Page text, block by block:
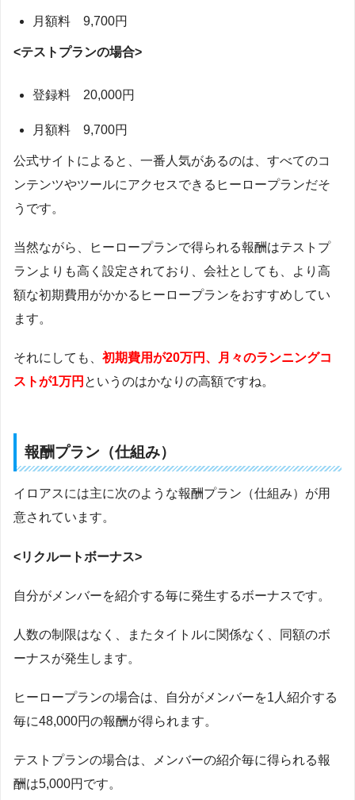
月額料 9,700円
<テストプランの場合>
登録料 20,000円
月額料 9,700円
公式サイトによると、一番人気があるのは、すべてのコ
ンテンツやツールにアクセスできるヒーロープランだそ
うです。
当然ながら、ヒーロープランで得られる報酬はテストプ
ランよりも高く設定されており、会社としても、より高
額な初期費用がかかるヒーロープランをおすすめしてい
ます。
それにしても、 初期費用が20万円、月々のランニングコ
ストが1万円 というのはかなりの高額ですね。
報酬プラン（仕組み）
イロアスには主に次のような報酬プラン（仕組み）が用
意されています。
<リクルートボーナス>
自分がメンバーを紹介する毎に発生するボーナスです。
人数の制限はなく、またタイトルに関係なく、同額のボ
ーナスが発生します。
ヒーロープランの場合は、自分がメンバーを1人紹介する
毎に48,000円の報酬が得られます。
テストプランの場合は、メンバーの紹介毎に得られる報
酬は5,000円です。